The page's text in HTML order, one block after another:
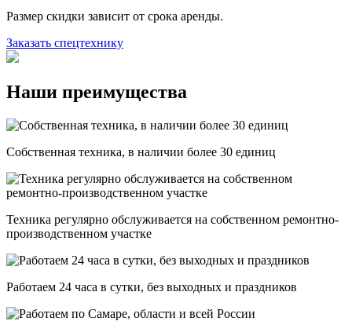
Размер скидки зависит от срока аренды.
Заказать спецтехнику
Наши преимущества
Собственная техника, в наличии более 30 единиц
Техника регулярно обслуживается на собственном ремонтно-
производственном участке
Работаем 24 часа в сутки, без выходных и праздников